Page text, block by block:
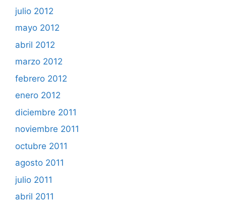
julio 2012
mayo 2012
abril 2012
marzo 2012
febrero 2012
enero 2012
diciembre 2011
noviembre 2011
octubre 2011
agosto 2011
julio 2011
abril 2011